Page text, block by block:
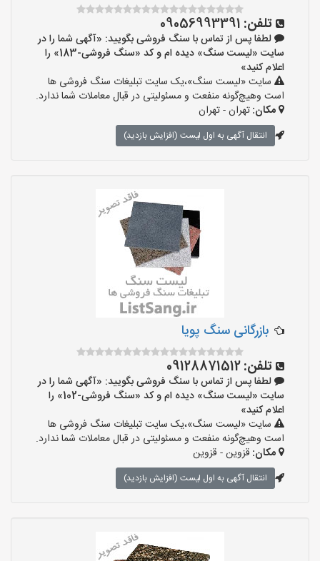
تلفن: 09056993391
لطفا پس از تماس با سنگ فروشی بگویید: «آگهی شما را در
سایت «لیست سنگ» دیده ام و کد «سنگ فروشی-183» را
اعلام کنید»
سایت «لیست سنگ»،یک سایت تبلیغات سنگ فروشی ها
است وهیچ‌گونه منفعت و مسئولیتی در قبال معاملات شما ندارد.
مکان:تهران - تهران
انتقال آگهی به اول لیست (افزایش بازدید)
بازرگانی سنگ پویا
تلفن:09128871512
لطفا پس از تماس با سنگ فروشی بگویید: «آگهی شما را در
سایت «لیست سنگ» دیده ام و کد «سنگ فروشی-102» را
اعلام کنید»
سایت «لیست سنگ»،یک سایت تبلیغات سنگ فروشی ها
است وهیچ‌گونه منفعت و مسئولیتی در قبال معاملات شما ندارد.
مکان: قزوین - قزوین
انتقال آگهی به اول لیست (افزایش بازدید)